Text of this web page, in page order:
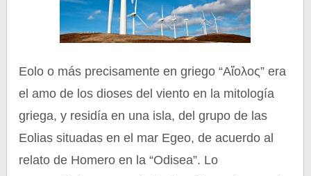
Eolo o más precisamente en griego “Αἴολος” era
el amo de los dioses del viento en la mitología
griega, y residía en una isla, del grupo de las
Eolias situadas en el mar Egeo, de acuerdo al
relato de Homero en la “Odisea”. Lo